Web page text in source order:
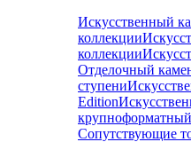
Искусственный
коллекции
коллекции
Отделочный
ступени
Edition
крупноформатный
Сопутствующие